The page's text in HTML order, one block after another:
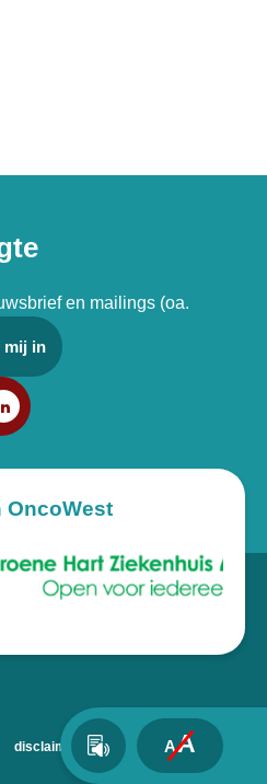
en mailings (oa.
mij in
OncoWest
disclaimer privacyverklaring
AA